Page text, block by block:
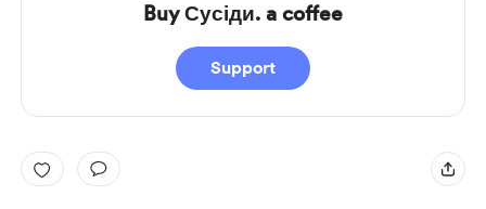
Buy Сусіди. a coffee
Support